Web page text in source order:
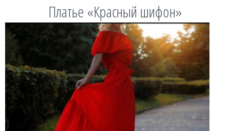
Платье «Красный шифон»